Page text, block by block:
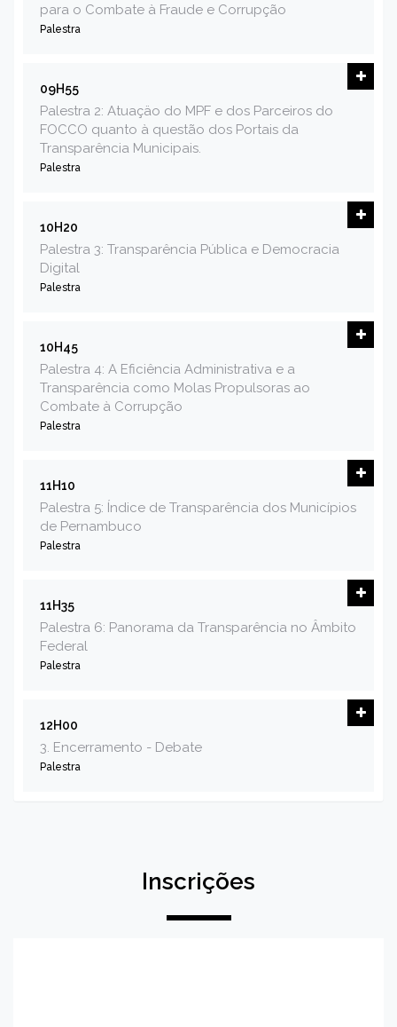
para o Combate à Fraude e Corrupção
Palestra
09H55
Palestra 2: Atuaçäo do MPF e dos Parceiros do
FOCCO quanto à questão dos Portais da
Transparência Municipais.
Palestra
10H20
Palestra 3: Transparência Pública e Democracia
Digital
Palestra
10H45
Palestra 4: A Eficiência Administrativa e a
Transparência como Molas Propulsoras ao
Combate à Corrupção
Palestra
11H10
Palestra 5: Índice de Transparência dos Municípios
de Pernambuco
Palestra
11H35
Palestra 6: Panorama da Transparência no Âmbito
Federal
Palestra
12H00
3. Encerramento - Debate
Palestra
Inscrições